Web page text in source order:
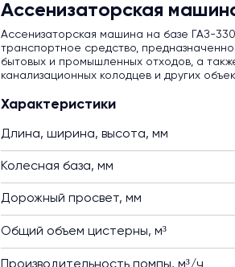
Ассенизаторская
Ассенизаторская машина на базе ГАЗ-
транспортное средство,
бытовых и промышленных отходов, а
канализационных колодцев и других
Характеристики
Длина, ширина, высота, мм
Колесная база, мм
Дорожный просвет, мм
Общий объем цистерны, м³